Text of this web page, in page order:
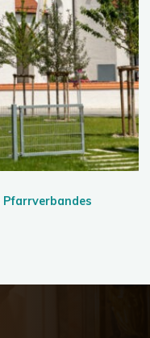
Pfarrverbandes